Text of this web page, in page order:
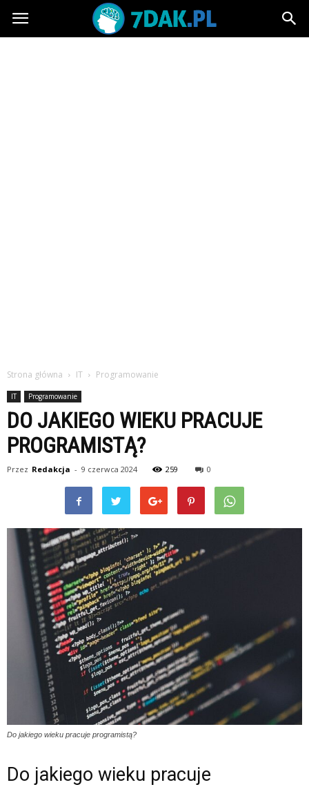
7dak.pl
Strona główna IT Programowanie
IT Programowanie
DO JAKIEGO WIEKU PRACUJE
PROGRAMISTĄ?
Przez Redakcja - 9 czerwca 2024 259 0
Do jakiego wieku pracuje programistą?
Do jakiego wieku pracuje